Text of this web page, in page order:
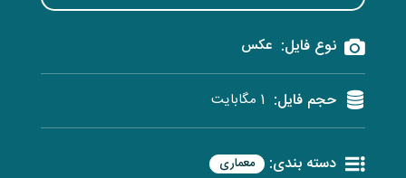
نوع فایل: عکس
حجم فایل: 1 مگابایت
دسته بندی: معماری